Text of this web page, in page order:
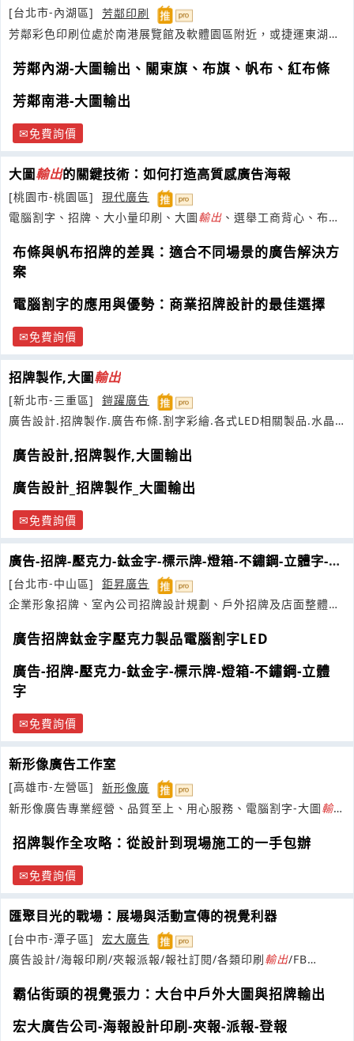
[台北市-內湖區]
芳鄰印刷
芳鄰彩色印刷位處於南港展覽館及軟體園區附近，或捷運東湖站
芳鄰內湖-大圖輸出、關東旗、布旗、帆布、紅布條
芳鄰南港-大圖輸出
免費詢價
大圖輸出的關鍵技術：如何打造高質感廣告海報
[桃園市-桃園區]
現代廣告
電腦割字、招牌、大小量印刷、大圖輸出 、選舉工商背心、布條
布條與帆布招牌的差異：適合不同場景的廣告解決方
案
電腦割字的應用與優勢：商業招牌設計的最佳選擇
免費詢價
招牌製作,大圖輸出
[新北市-三重區]
鎧躍廣告
廣告設計.招牌製作.廣告布條.割字彩繪.各式LED相關製品.水晶
廣告設計,招牌製作,大圖輸出
廣告設計_招牌製作_大圖輸出
免費詢價
廣告-招牌-壓克力-鈦金字-標示牌-燈箱-不鏽鋼-立體字-帆
布-大圖輸出-紅布條
[台北市-中山區]
鉅昇廣告
企業形象招牌、室內公司招牌設計規劃、戶外招牌及店面整體招
廣告招牌鈦金字壓克力製品電腦割字LED
廣告-招牌-壓克力-鈦金字-標示牌-燈箱-不鏽鋼-立體
字
免費詢價
新形像廣告工作室
[高雄市-左營區]
新形像廣
新形像廣告專業經營、品質至上、用心服務、電腦割字-大圖輸
招牌製作全攻略：從設計到現場施工的一手包辦
免費詢價
匯聚目光的戰場：展場與活動宣傳的視覺利器
[台中市-潭子區]
宏大廣告
廣告設計/海報印刷/夾報派報/報社訂閱/各類印刷輸出/FB
霸佔街頭的視覺張力：大台中戶外大圖與招牌輸出
宏大廣告公司-海報設計印刷-夾報-派報-登報